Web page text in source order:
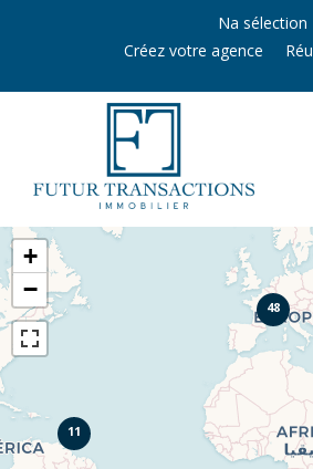
Na sélection
Créez votre agence
48
11
+
−